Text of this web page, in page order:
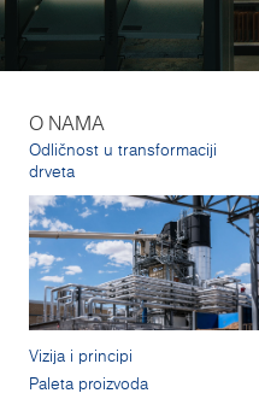
O NAMA
Odličnost u transformaciji
drveta
Vizija i principi
Paleta proizvoda